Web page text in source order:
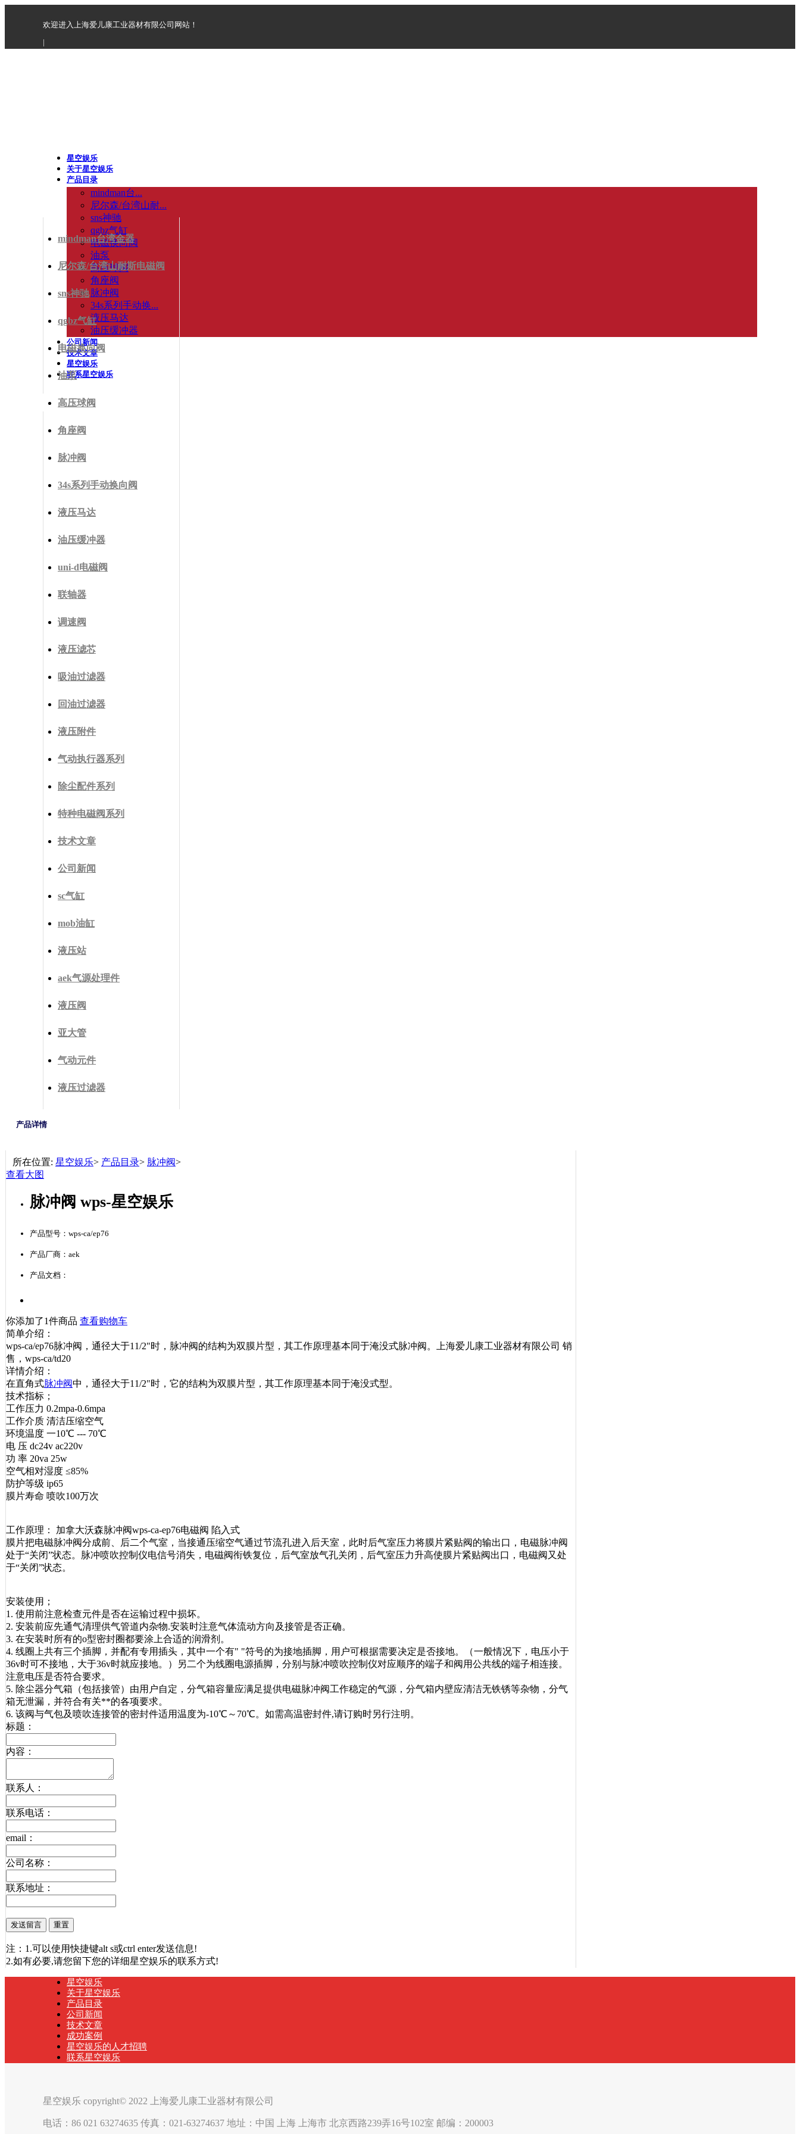
欢迎进入上海爱儿康工业器材有限公司网站！
|
星空娱乐
关于星空娱乐
产品目录
mindman台...
尼尔森/台湾山耐...
sns神驰
qgbz气缸
电磁换向阀
油泵
高压球阀
角座阀
脉冲阀
34s系列手动换...
液压马达
油压缓冲器
公司新闻
技术文章
星空娱乐
联系星空娱乐
mindman台湾金器
尼尔森/台湾山耐斯电磁阀
sns神驰
qgbz气缸
电磁换向阀
油泵
高压球阀
角座阀
脉冲阀
34s系列手动换向阀
液压马达
油压缓冲器
uni-d电磁阀
联轴器
调速阀
液压滤芯
吸油过滤器
回油过滤器
液压附件
气动执行器系列
除尘配件系列
特种电磁阀系列
技术文章
公司新闻
sc气缸
mob油缸
液压站
aek气源处理件
液压阀
亚大管
气动元件
液压过滤器
产品详情
所在位置: 星空娱乐> 产品目录> 脉冲阀>
查看大图
脉冲阀 wps-星空娱乐
产品型号：wps-ca/ep76
产品厂商：aek
产品文档：
你添加了1件商品 查看购物车
简单介绍：
wps-ca/ep76脉冲阀，通径大于11/2"时，脉冲阀的结构为双膜片型，其工作原理基本同于淹没式脉冲阀。上海爱儿康工业器材有限公司 销
售，wps-ca/td20
详情介绍：
在直角式脉冲阀中，通径大于11/2"时，它的结构为双膜片型，其工作原理基本同于淹没式型。
技术指标；
工作压力 0.2mpa-0.6mpa
工作介质 清洁压缩空气
环境温度 一10℃ --- 70℃
电 压 dc24v ac220v
功 率 20va 25w
空气相对湿度 ≤85%
防护等级 ip65
膜片寿命 喷吹100万次
工作原理： 加拿大沃森脉冲阀wps-ca-ep76电磁阀 陷入式
膜片把电磁脉冲阀分成前、后二个气室，当接通压缩空气通过节流孔进入后天室，此时后气室压力将膜片紧贴阀的输出口，电磁脉冲阀
处于“关闭”状态。脉冲喷吹控制仪电信号消失，电磁阀衔铁复位，后气室放气孔关闭，后气室压力升高使膜片紧贴阀出口，电磁阀又处
于“关闭”状态。
安装使用；
1. 使用前注意检查元件是否在运输过程中损坏。
2. 安装前应先通气清理供气管道内杂物.安装时注意气体流动方向及接管是否正确。
3. 在安装时所有的o型密封圈都要涂上合适的润滑剂。
4. 线圈上共有三个插脚，并配有专用插头，其中一个有" "符号的为接地插脚，用户可根据需要决定是否接地。（一般情况下，电压小于
36v时可不接地，大于36v时就应接地。）另二个为线圈电源插脚，分别与脉冲喷吹控制仪对应顺序的端子和阀用公共线的端子相连接。
注意电压是否符合要求。
5. 除尘器分气箱（包括接管）由用户自定，分气箱容量应满足提供电磁脉冲阀工作稳定的气源，分气箱内壁应清洁无铁锈等杂物，分气
箱无泄漏，并符合有关**的各项要求。
6. 该阀与气包及喷吹连接管的密封件适用温度为-10℃～70℃。如需高温密封件,请订购时另行注明。
标题：
内容：
联系人：
联系电话：
email：
公司名称：
联系地址：
注：1.可以使用快捷键alt s或ctrl enter发送信息!
2.如有必要,请您留下您的详细星空娱乐的联系方式!
星空娱乐
关于星空娱乐
产品目录
公司新闻
技术文章
成功案例
星空娱乐的人才招聘
联系星空娱乐
星空娱乐 copyright© 2022 上海爱儿康工业器材有限公司
电话：86 021 63274635 传真：021-63274637 地址：中国 上海 上海市 北京西路239弄16号102室 邮编：200003